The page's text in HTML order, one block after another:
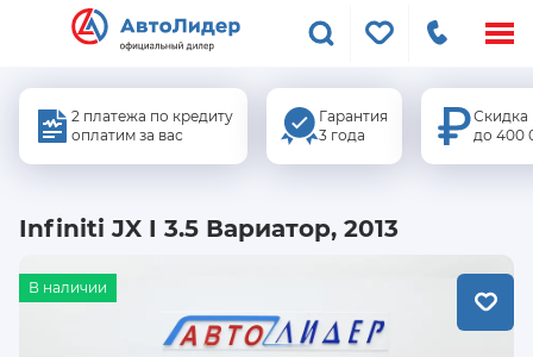
2 платежа по кредиту
оплатим за вас
Гарантия
3 года
Скидка
до 400
Infiniti JX I 3.5 Вариатор, 2013
В наличии